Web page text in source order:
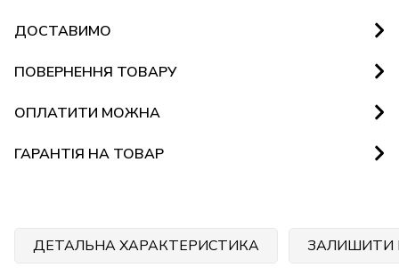
ДОСТАВИМО
ПОВЕРНЕННЯ ТОВАРУ
ОПЛАТИТИ МОЖНА
ГАРАНТІЯ НА ТОВАР
ДЕТАЛЬНА ХАРАКТЕРИСТИКА ЗАЛИШИТИ